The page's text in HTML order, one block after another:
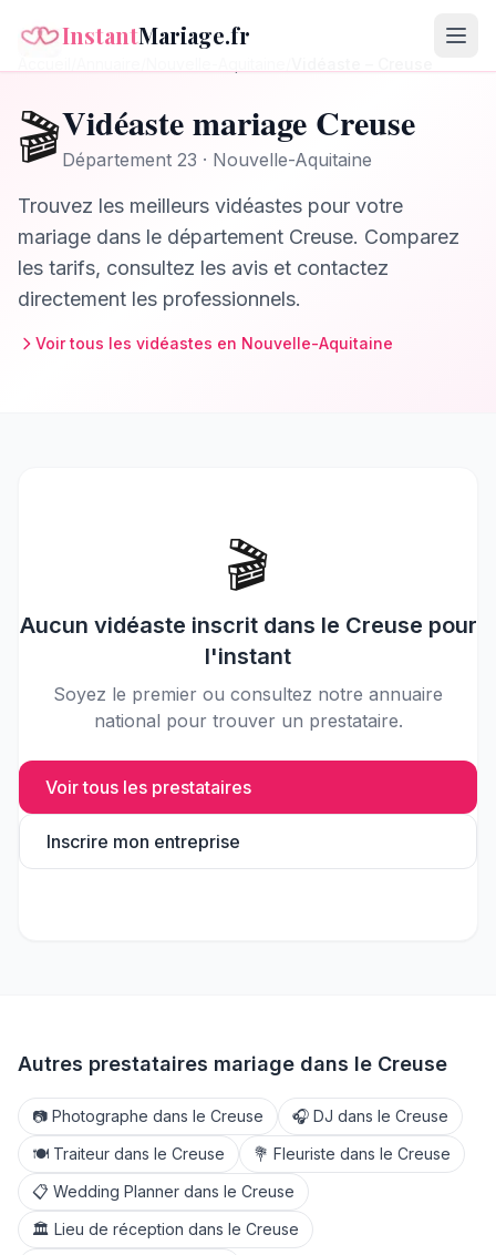
InstantMariage.fr
🎬Vidéastemariage Creuse
Département 23 · Nouvelle-Aquitaine
Trouvez les meilleurs vidéastes pour votre
mariage dans le département Creuse. Comparez
les tarifs, consultez les avis et contactez
directement les professionnels.
Voir tous les vidéastes en Nouvelle-Aquitaine
🎬
Aucun vidéaste inscrit dans le Creuse pour
l'instant
Soyez le premier ou consultez notre annuaire
national pour trouver un prestataire.
Voir tous les prestataires
Inscrire mon entreprise
Autres prestataires mariage dans le Creuse
📷 Photographe dans le Creuse 🎧 DJ dans le Creuse
🍽️ Traiteur dans le Creuse 💐 Fleuriste dans le Creuse
📋 Wedding Planner dans le Creuse
🏛️ Lieu de réception dans le Creuse